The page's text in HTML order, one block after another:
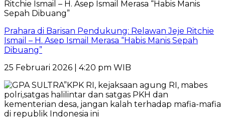
Prahara di Barisan Pendukung: Relawan Jeje Ritchie
Ismail – H. Asep Ismail Merasa “Habis Manis Sepah
Dibuang”
25 Februari 2026 | 4:20 pm WIB